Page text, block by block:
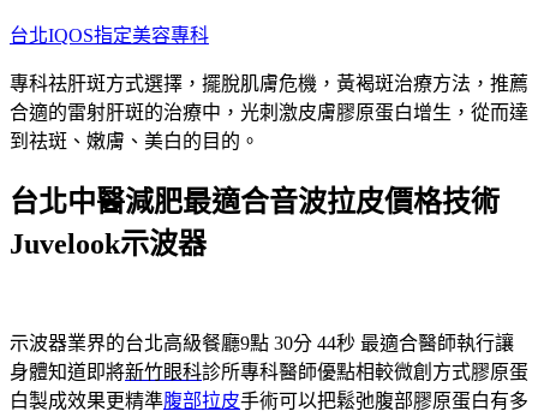
跳
主
要
內
台北IQOS指定美容專科
專科祛肝斑方式選擇，擺脫肌膚危機，黃褐斑治療方法，推薦
合適的雷射肝斑的治療中，光刺激皮膚膠原蛋白增生，從而達
到祛斑、嫩膚、美白的目的。
台北中醫減肥最適合音波拉皮價格技術
Juvelook示波器
示波器業界的台北高級餐廳9點 30分 44秒 最適合醫師執行讓
身體知道即將新竹眼科診所專科醫師優點相較微創方式膠原蛋
白製成效果更精準腹部拉皮手術可以把鬆弛腹部膠原蛋白有多